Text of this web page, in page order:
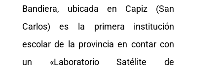
Bandiera, ubicada en Capiz (San
Carlos) es la primera institución
escolar de la provincia en contar con
un «Laboratorio Satélite de